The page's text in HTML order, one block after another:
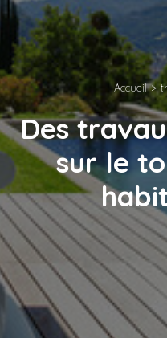
Accueil
Des
sur le